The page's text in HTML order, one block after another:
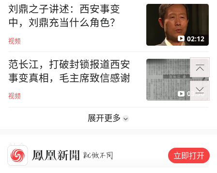
刘鼎之子讲述：西安事变
中，刘鼎充当什么角色？
视频 02:12
范长江，打破封锁报道西安
事变真相，毛主席致信感谢
视频 03:56
展开更多
社会
立即打开